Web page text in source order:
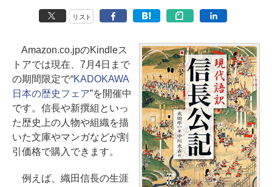
リスト
Amazon.co.jpのKindleス
トアでは現在、7月4日まで
の期間限定で“KADOKAWA
日本の歴史フェア”を開催中
です。信長や新撰組といっ
た歴史上の人物や組織を描
いた文庫やマンガなどが割
引価格で購入できます。
例えば、織田信長の生涯